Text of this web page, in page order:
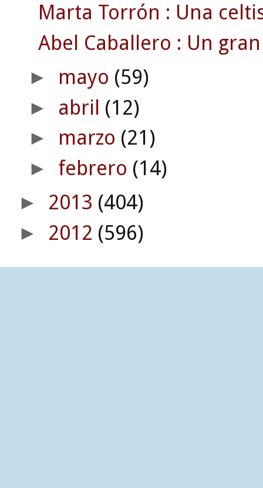
Marta Torrón : Una
Abel Caballero : Un
► mayo (59)
► abril (12)
► marzo (21)
► febrero (14)
► 2013 (404)
► 2012 (596)